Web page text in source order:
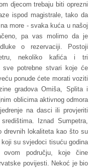
djecom trebaju biti oprezni
ispod magistrale, tako da
more - svaka kuća u našoj
pa vas molimo da je
o rezervaciji. Postoji
nekoliko kafića i tri
sve potrebne stvari koje će
ponude ćete morati voziti
gradova Omiša, Splita i
oblicima aktivnog odmora
na dasci ili provjeriti
Iznad Sumpetra,
drevnih lokaliteta kao što su
su svjedoci tisuću godina
ovom području, koje čine
povijesti. Nekoć je bio